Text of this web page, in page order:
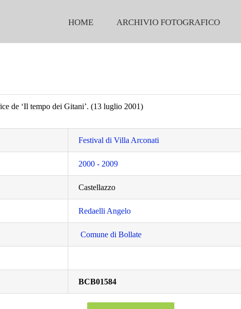
HOME ARCHIVIO FOTOGRAFICO
de ‘Il tempo dei Gitani’. (13 luglio 2001)
Festival di Villa Arconati
2000 - 2009
Castellazzo
Redaelli Angelo
Comune di Bollate
BCB01584